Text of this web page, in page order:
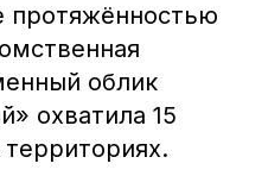
протяжённостью
облик
охватила 15